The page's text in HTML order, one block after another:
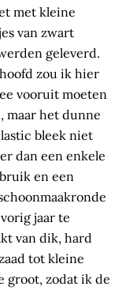
met kleine
van zwart
geleverd.
zou ik hier
vooruit moeten
maar het dunne
bleek niet
dan een enkele
en een
jaar te
van dik, hard
tot kleine
groot, zodat ik de